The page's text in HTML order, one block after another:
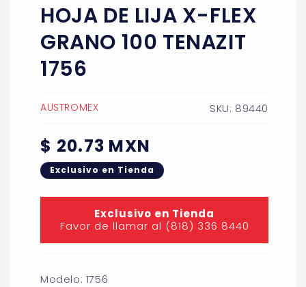
HOJA DE LIJA X-FLEX
GRANO 100 TENAZIT
1756
AUSTROMEX SKU: 89440
Precio
habitual
$ 20.73 MXN
Exclusivo en Tienda
Exclusivo en Tienda
Favor de llamar al (818) 336 8440
Modelo: 1756